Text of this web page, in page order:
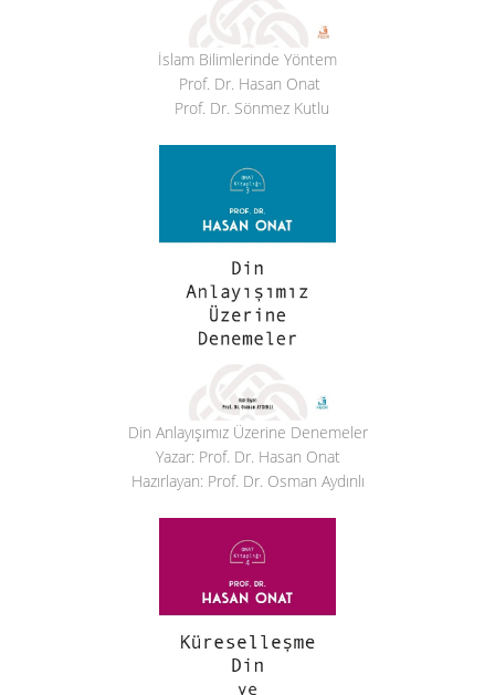
İslam Bilimlerinde Yöntem
Prof. Dr. Hasan Onat
Prof. Dr. Sönmez Kutlu
Din Anlayışımız Üzerine Denemeler
Yazar: Prof. Dr. Hasan Onat
Hazırlayan: Prof. Dr. Osman Aydınlı